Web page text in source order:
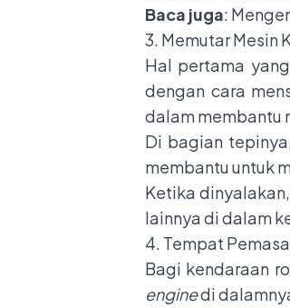
Baca juga:
3. Memutar Mesin
Hal pertama
dengan cara
dalam membantu
Di bagian
membantu untuk
Ketika
lainnya di dalam
4. Tempat
Bagi kendaraan
enginedi